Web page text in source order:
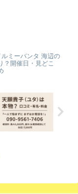
ルミーバンタ 海辺の
？開催日・見どこ